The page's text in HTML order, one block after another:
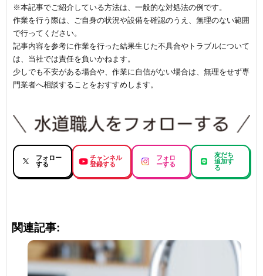
※本記事でご紹介している方法は、一般的な対処法の例です。
作業を行う際は、ご自身の状況や設備を確認のうえ、無理のない範囲
で行ってください。
記事内容を参考に作業を行った結果生じた不具合やトラブルについて
は、当社では責任を負いかねます。
少しでも不安がある場合や、作業に自信がない場合は、無理をせず専
門業者へ相談することをおすすめします。
フォロー
する
チャンネル
登録する
フォロ
ーする
友だち
追加す
る
関連記事: